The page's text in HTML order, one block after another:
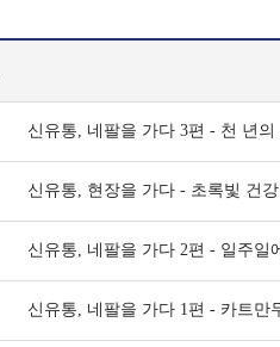
신유통, 네팔을 가다 3편 - 천 년
신유통, 현장을 가다 - 초록빛 건
신유통, 네팔을 가다 2편 - 일주일
신유통, 네팔을 가다 1편 - 카트만